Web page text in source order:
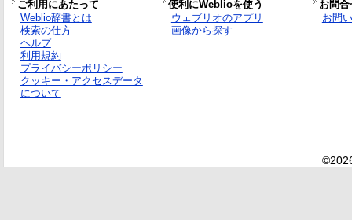
ご利用にあたって 便利にWeblioを使う
お問
Weblio辞書とは
検索の仕方
ヘルプ
利用規約
プライバシーポリシー
クッキー・アクセスデータ
について
ウェブリオのアプリ
画像から探す
お問